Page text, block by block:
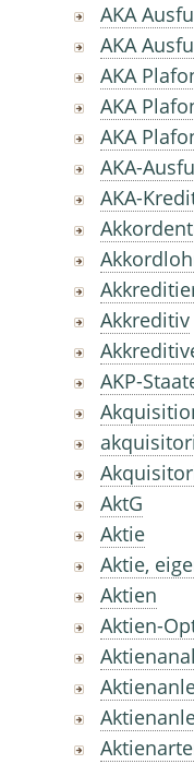
AKA
AKA
AKA
AKA
AKA
AKA-
AKA-
Akkreditiv
AKP-
AktG
Aktie
Aktie,
Aktien
Aktien-